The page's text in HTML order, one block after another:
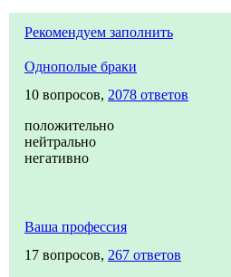
Рекомендуем заполнить
Однополые браки
10 вопросов, 2078 ответов
положительно
нейтрально
негативно
Ваша профессия
17 вопросов, 267 ответов